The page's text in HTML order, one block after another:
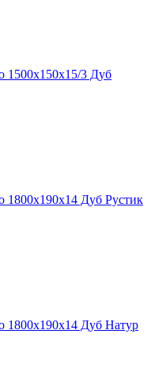
1500х150х15/3 Дуб
1800х190х14 Дуб Рустик
1800х190х14 Дуб Натур